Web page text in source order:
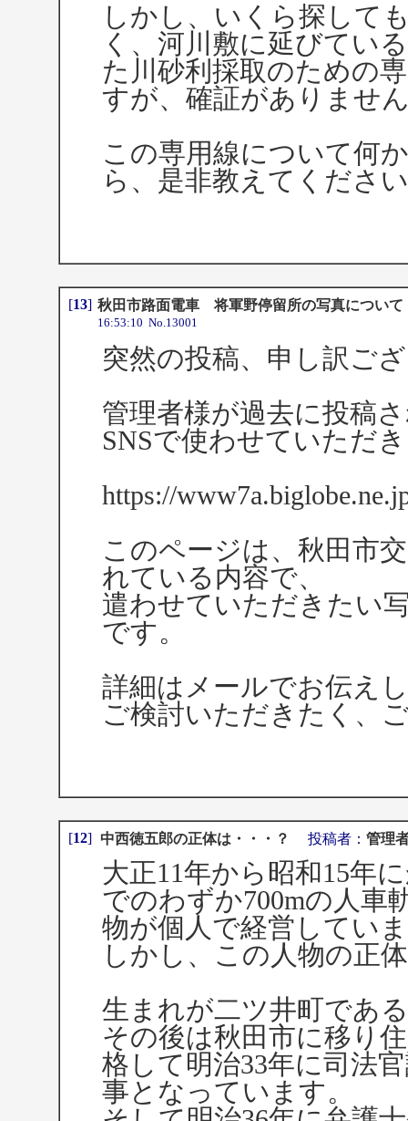
しかし、いくら探して
く、河川敷に延びてい
た川砂利採取のための
すが、確証がありませ
この専用線について何
ら、是非教えてくださ
[13] 秋田市路面電車 将軍野停留所の写真について
16:53:10 No.13001
突然の投稿、申し訳ご
管理者様が過去に投稿
SNSで使わせていただ
https://
このページは、秋田市
れている内容で、
遣わせていただきたい
です。
詳細はメールでお伝え
ご検討いただきたく、
[12] 中西徳五郎の正体は・・・？ 投稿者： 管理
大正11年から昭和15年
でのわずか700mの人車
物が個人で経営してい
しかし、この人物の正
生まれが二ツ井町であ
その後は秋田市に移り
格して明治33年に司法
事となっています。